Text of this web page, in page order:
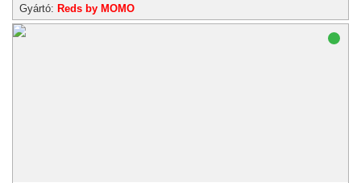
Gyártó: Reds by MOMO